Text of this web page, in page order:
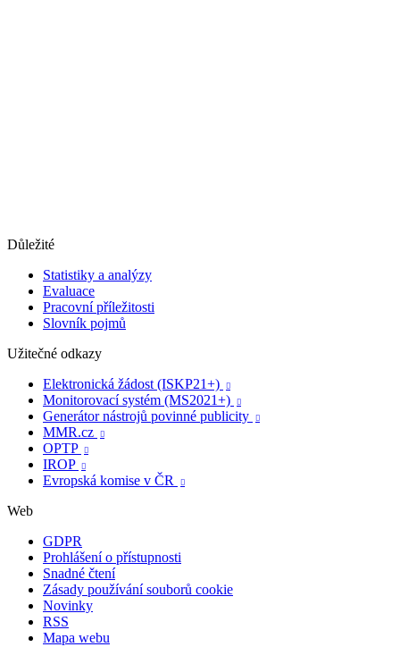
Důležité
Statistiky a analýzy
Evaluace
Pracovní příležitosti
Slovník pojmů
Užitečné odkazy
Elektronická žádost (ISKP21+)

Monitorovací systém (MS2021+) 
Generátor nástrojů povinné publicity 
MMR.cz 
OPTP 
IROP 
Evropská komise v ČR 
Web
GDPR
Prohlášení o přístupnosti
Snadné čtení
Zásady používání souborů cookie
Novinky
RSS
Mapa webu